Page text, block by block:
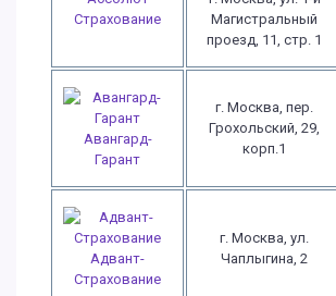
Страхование
Магистральный
проезд, 11, стр. 1
Авангард-
Гарант
г. Москва, пер.
Грохольский, 29,
корп.1
Адвант-
Страхование
г. Москва, ул.
Чаплыгина, 2